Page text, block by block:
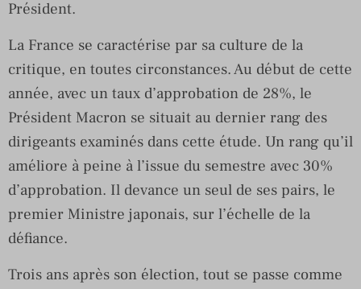
Président.
La France se caractérise par sa culture de la
critique, en toutes circonstances. Au début de cette
année, avec un taux d’approbation de 28%, le
Président Macron se situait au dernier rang des
dirigeants examinés dans cette étude. Un rang qu’il
améliore à peine à l’issue du semestre avec 30%
d’approbation. Il devance un seul de ses pairs, le
premier Ministre japonais, sur l’échelle de la
défiance.
Trois ans après son élection, tout se passe comme